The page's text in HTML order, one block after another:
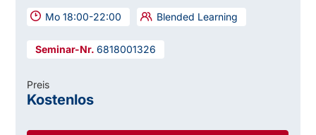
Mo 18:00-22:00 Blended Learning
6818001326
Preis
Kostenlos